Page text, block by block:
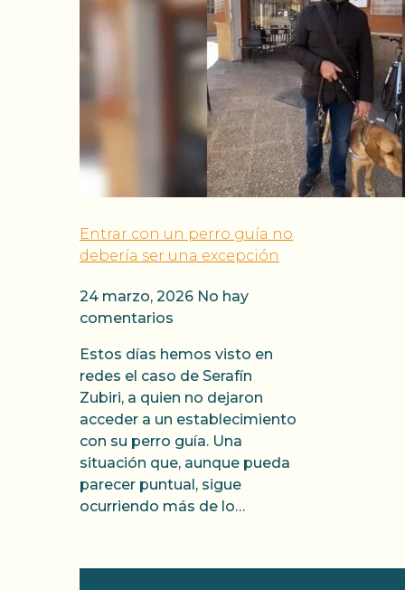
Entrar con un perro guía no
debería ser una excepción
24 marzo, 2026 No hay
comentarios
Estos días hemos visto en
redes el caso de Serafín
Zubiri, a quien no dejaron
acceder a un establecimiento
con su perro guía. Una
situación que, aunque pueda
parecer puntual, sigue
ocurriendo más de lo…